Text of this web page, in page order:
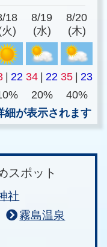
18
火)
8/19
(水)
8/20
(木)
| 22 34 | 22 35 | 23
20%
40%
細が表示されます
スポット
社
霧島温泉